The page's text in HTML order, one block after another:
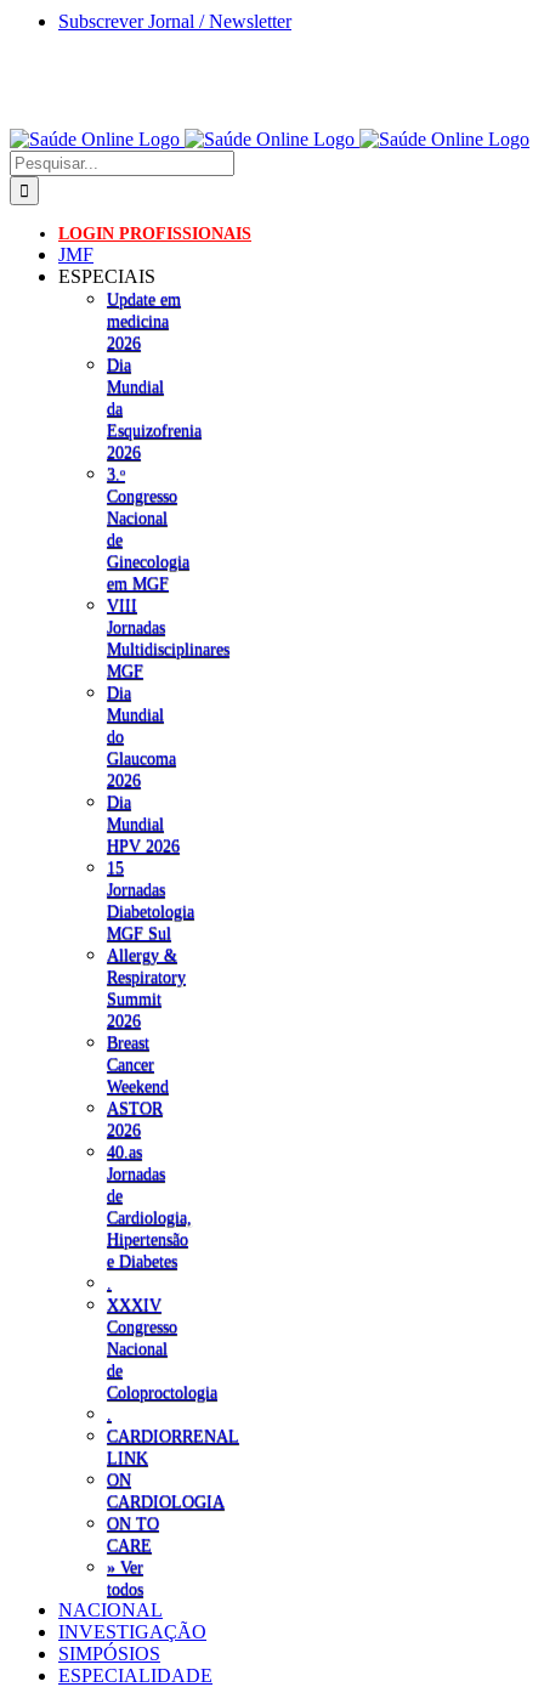
Skip
Subscrever Jornal / Newsletter
Pesquisar
LOGIN PROFISSIONAIS
JMF
ESPECIAIS
Update em
medicina
2026
Dia
Mundial
da
Esquizofrenia
2026
3.ᵒ
Congresso
Nacional
de
Ginecologia
em MGF
VIII
Jornadas
Multidisciplinares
MGF
Dia
Mundial
do
Glaucoma
2026
Dia
Mundial
HPV 2026
15
Jornadas
Diabetologia
MGF Sul
Allergy &
Respiratory
Summit
2026
Breast
Cancer
Weekend
ASTOR
2026
40.as
Jornadas
de
Cardiologia,
Hipertensão
e Diabetes
XXXIV
Congresso
Nacional
de
Coloproctologia
CARDIORRENAL
LINK
ON
CARDIOLOGIA
ON TO
CARE
» Ver
todos
NACIONAL
INVESTIGAÇÃO
SIMPÓSIOS
ESPECIALIDADE